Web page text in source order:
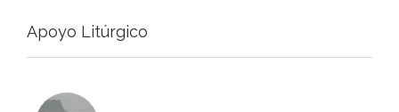
Apoyo Litúrgico